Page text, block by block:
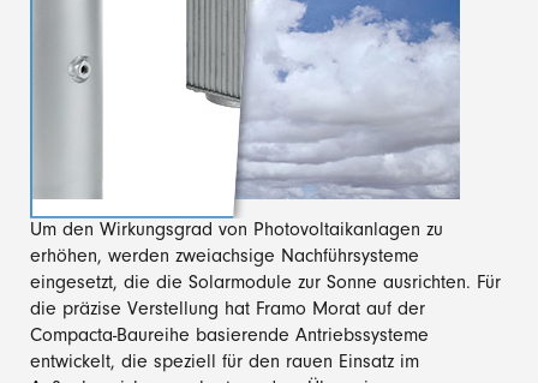
Um den Wirkungsgrad von Photovoltaikanlagen zu
erhöhen, werden zweiachsige Nachführsysteme
eingesetzt, die die Solarmodule zur Sonne ausrichten. Für
die präzise Verstellung hat Framo Morat auf der
Compacta-Baureihe basierende Antriebssysteme
entwickelt, die speziell für den rauen Einsatz im